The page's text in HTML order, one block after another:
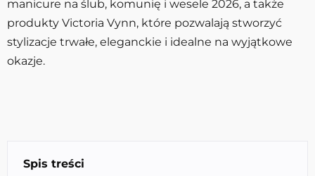
manicure na ślub, komunię i wesele 2026, a także
produkty Victoria Vynn, które pozwalają stworzyć
stylizacje trwałe, eleganckie i idealne na wyjątkowe
okazje.
Spis treści